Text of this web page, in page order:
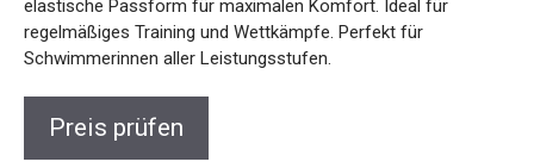
regelmäßiges Training und Wettkämpfe. Perfekt für
Schwimmerinnen aller Leistungsstufen.